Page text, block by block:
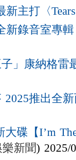
主打〈
新錄音室專
」康納格雷
推出全新
碟【I’m
新聞) 2025/